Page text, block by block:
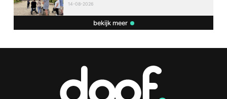
14-08-2026
bekijk meer